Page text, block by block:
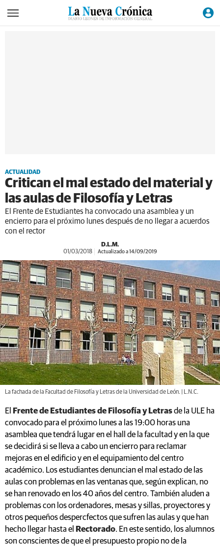
ACTUALIDAD
Critican el mal estado del material y
las aulas de Filosofía y Letras
El Frente de Estudiantes ha convocado una asamblea y un
encierro para el próximo lunes después de no llegar a acuerdos
con el rector
D.L.M.
01/03/2018 Actualizado a 14/09/2019
La fachada de la Facultad de Filosofía y Letras de la Universidad de León. | L.N.C.
El Frente de Estudiantes de Filosofía y Letrasde la ULE ha
convocado para el próximo lunes a las 19:00 horas una
asamblea que tendrá lugar en el hall de la facultad y en la que
se decidirá si se lleva a cabo un encierro para reclamar
mejoras en el edificio y en el equipamiento del centro
académico. Los estudiantes denuncian el mal estado de las
aulas con problemas en las ventanas que, según explican, no
se han renovado en los 40 años del centro. También aluden a
problemas con los ordenadores, mesas y sillas, proyectores y
otros pequeños despercfectos que sufren las aulas y que han
hecho llegar hasta el
Rectorado. En este sentido, los alumnos
son conscientes de que el presupuesto propio no de la